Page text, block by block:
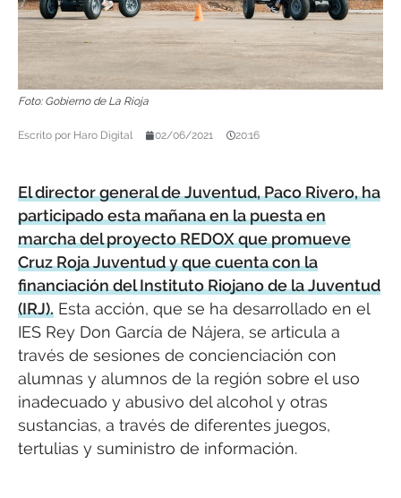
Foto: Gobierno de La Rioja
Escrito por Haro Digital 02/06/2021 20:16
El director general de Juventud, Paco Rivero, ha
participado esta mañana en la puesta en
marcha del proyecto REDOX que promueve
Cruz Roja Juventud y que cuenta con la
financiación del Instituto Riojano de la Juventud
(IRJ). Esta acción, que se ha desarrollado en el
IES Rey Don García de Nájera, se articula a
través de sesiones de concienciación con
alumnas y alumnos de la región sobre el uso
inadecuado y abusivo del alcohol y otras
sustancias, a través de diferentes juegos,
tertulias y suministro de información.